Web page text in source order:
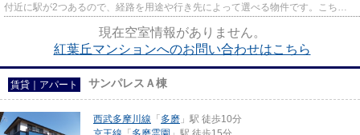
付近に駅が2つあるので、経路を用途や行き先によって選べる物件です。こちら
現在空室情報がありません。
紅葉丘マンションへのお問い合わせはこちら
賃貸｜アパート サンパレスＡ棟
西武多摩川線 「 多磨 」駅 徒歩10分